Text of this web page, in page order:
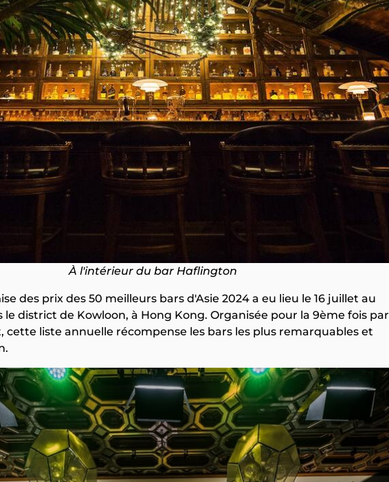
À l'intérieur du bar Haflington
des prix des 50 meilleurs bars d'Asie 2024 a eu lieu le 16 juillet au
le district de Kowloon, à Hong Kong. Organisée pour la 9ème fois par
cette liste annuelle récompense les bars les plus remarquables et